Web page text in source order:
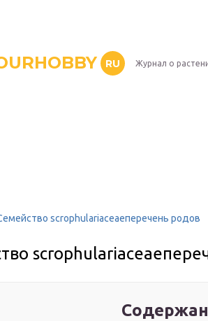
RU Журнал о
scrophulariaceaeперечень родов